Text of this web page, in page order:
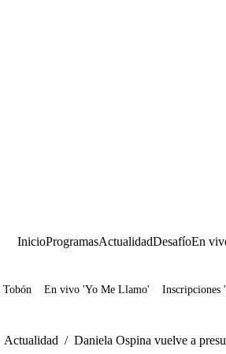
InicioProgramasActualidadDesafíoEn
Tobón En vivo 'Yo Me Llamo' Inscripciones
Actualidad / Daniela Ospina vuelve a